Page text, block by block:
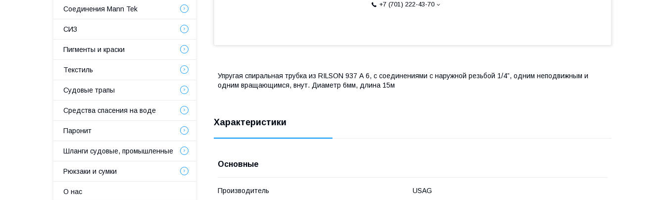
+7 (701) 222-43-70
Упругая спиральная трубка из RILSON 937 А 6, с соединениями с наружной резьбой 1/4”, одним неподвижным и
одним вращающимся, внут. Диаметр 6мм, длина 15м
Характеристики
Основные
Производитель USAG
Соединения Mann Tek
СИЗ
Пигменты и краски
Текстиль
Судовые трапы
Средства спасения на воде
Паронит
Шланги судовые, промышленные
Рюкзаки и сумки
О нас